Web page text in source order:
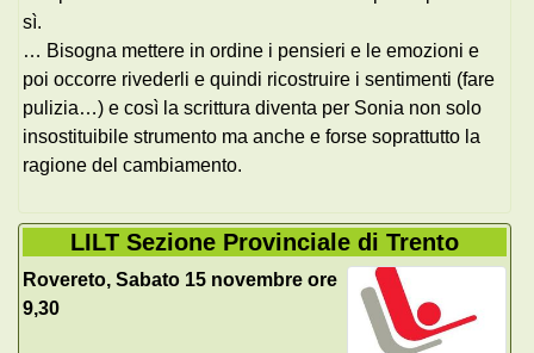
sì.
… Bisogna mettere in ordine i pensieri e le emozioni e
poi occorre rivederli e quindi ricostruire i sentimenti (fare
pulizia…) e così la scrittura diventa per Sonia non solo
insostituibile strumento ma anche e forse soprattutto la
ragione del cambiamento.
LILT Sezione Provinciale di Trento
Rovereto, Sabato 15 novembre ore
9,30